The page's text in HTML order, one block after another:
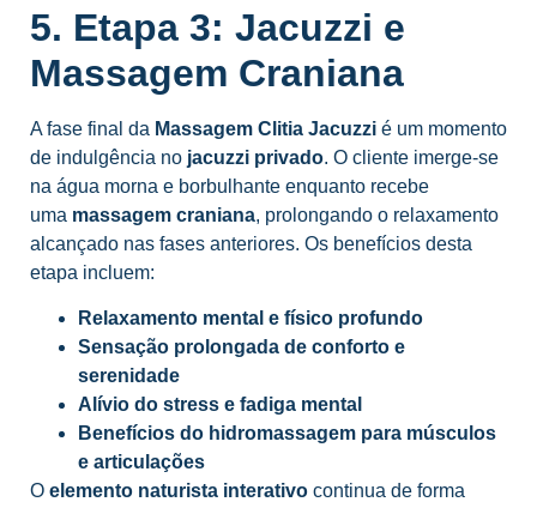
5. Etapa 3: Jacuzzi e
Massagem Craniana
A fase final da Massagem Clitia Jacuzzi é um momento
de indulgência no jacuzzi privado. O cliente imerge-se
na água morna e borbulhante enquanto recebe
uma massagem craniana, prolongando o relaxamento
alcançado nas fases anteriores. Os benefícios desta
etapa incluem:
Relaxamento mental e físico profundo
Sensação prolongada de conforto e
serenidade
Alívio do stress e fadiga mental
Benefícios do hidromassagem para músculos
e articulações
O elemento naturista interativo continua de forma